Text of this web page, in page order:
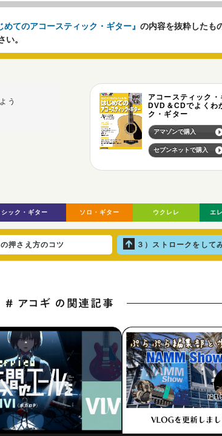
めてのアコースティック・ギター』 の内容を抜粋したも
。
アコースティック
DVD＆CDでよくわ
ク・ギター
アマゾンで購入
セブンネットで購入
う
シック・ギター ソロ・ギター ウクレレ エ
押さえ方のコツ ３）ストロークをして
# アコギ の関連記事